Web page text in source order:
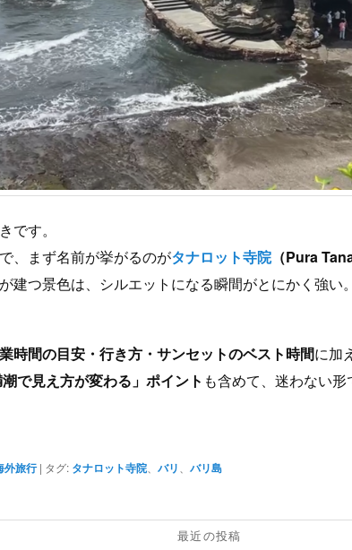
です。
、まず名前が挙がるのがタナロット寺院（Pura
建つ景色は、シルエットになる瞬間がとにかく強い
時間の目安・行き方・サンセットのベスト時間に加
潮で見え方が変わる」ポイント も含めて、迷わない形
外旅行 | タグ: タナロット寺院、バリ、バリ島
最近の投稿